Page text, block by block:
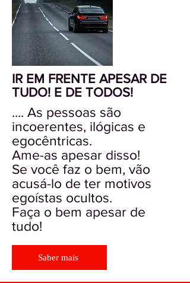
IR EM FRENTE APESAR DE
TUDO! E DE TODOS!
.... As pessoas são
incoerentes, ilógicas e
egocêntricas.
Ame-as apesar disso!
Se você faz o bem, vão
acusá-lo de ter motivos
egoístas ocultos.
Faça o bem apesar de
tudo!
Saber mais